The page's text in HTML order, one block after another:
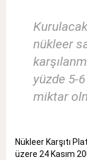
nükleer
yüzde 5-
miktar
Nükleer Karşıtı
üzere 24 Kasım